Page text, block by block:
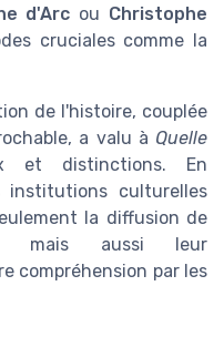
d'Arc ou Christophe
cruciales comme la
de l'histoire, couplée
a valu à Quelle
et distinctions. En
institutions culturelles
la diffusion de
mais aussi leur
compréhension par les